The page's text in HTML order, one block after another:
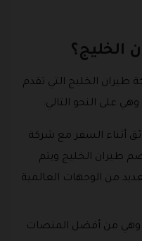
الخليج؟
طيران الخليج التي تقدم
على النحو التالي:
أثناء السفر مع شركة
طيران الخليج ويتم
من الوجهات العالمية
وهي من أفضل المنصات